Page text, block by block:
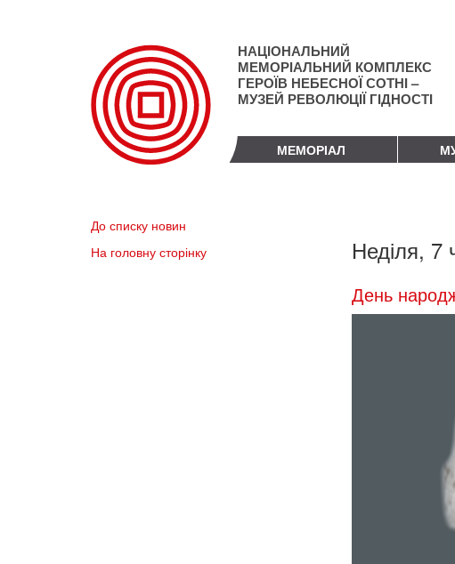
НАЦІОНАЛЬНИЙ
МЕМОРІАЛЬНИЙ КОМПЛЕКС
ГЕРОЇВ НЕБЕСНОЇ СОТНІ –
МУЗЕЙ РЕВОЛЮЦІЇ ГІДНОСТІ
МЕМОРІАЛ
До списку новин
На головну сторінку
Неділя, 7
День